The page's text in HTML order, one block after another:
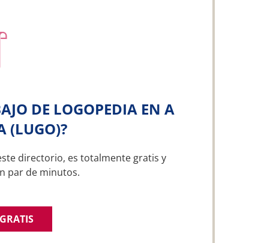
DE LOGOPEDIA EN A
(LUGO)?
directorio, es totalmente gratis y
par de minutos.